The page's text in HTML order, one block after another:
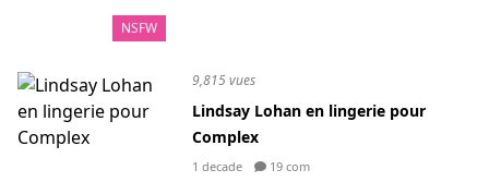
NSFW
9,815 vues
Lindsay Lohan en lingerie pour
Complex
1 decade 19 com